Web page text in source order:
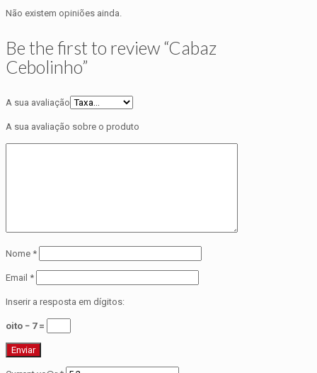
Não existem opiniões ainda.
Be the first to review “Cabaz
Cebolinho”
A sua avaliação
A sua avaliação sobre o produto
Nome *
Email *
Inserir a resposta em dígitos:
oito − 7 =